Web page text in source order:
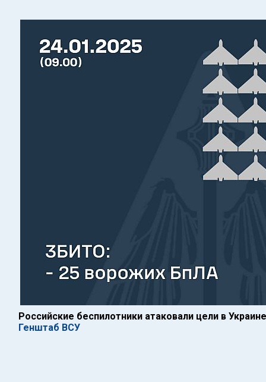
Российские беспилотники атаковали цели в
Генштаб ВСУ